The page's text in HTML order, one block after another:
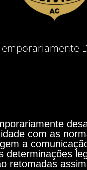
com as
a
determinações
retomadas